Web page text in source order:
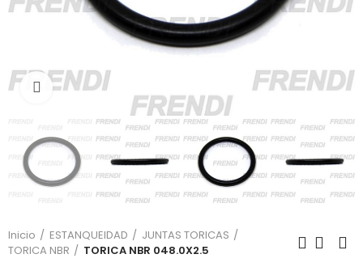
Click para agrandar
Inicio ESTANQUEIDAD
JUNTAS TORICAS
TORICA NBR
TORICA NBR 048.0X2.5